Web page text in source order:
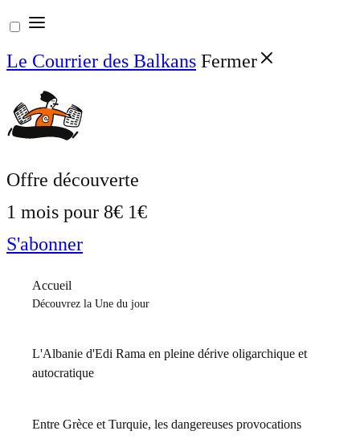
Aller
au
contenu
Le Courrier des Balkans Fermer
Offre découverte
1 mois pour 8€ 1€
S'abonner
Accueil
Découvrez la Une du jour
L'Albanie d'Edi Rama en pleine dérive oligarchique et
autocratique
Entre Grèce et Turquie, les dangereuses provocations